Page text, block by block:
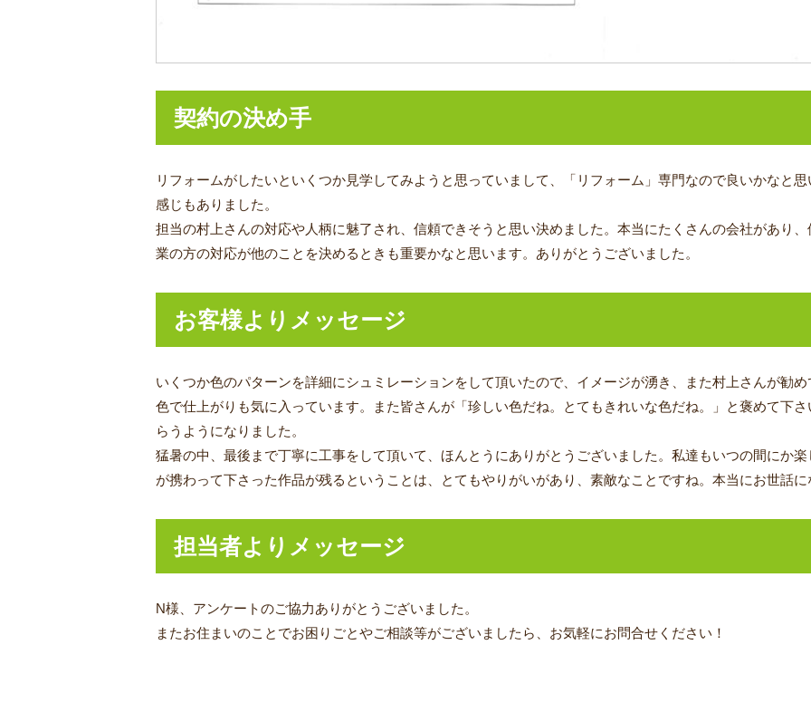
契約の決め手
リフォームがしたいといくつか見学してみようと思っていまして、「リフォーム」専門なので良いかなと
感じもありました。
担当の村上さんの対応や人柄に魅了され、信頼できそうと思い決めました。本当にたくさんの会社があり
業の方の対応が他のことを決めるときも重要かなと思います。ありがとうございました。
お客様よりメッセージ
いくつか色のパターンを詳細にシュミレーションをして頂いたので、イメージが湧き、また村上さんが勧
色で仕上がりも気に入っています。また皆さんが「珍しい色だね。とてもきれいな色だね。」と褒めて下
らうようになりました。
猛暑の中、最後まで丁寧に工事をして頂いて、ほんとうにありがとうございました。私達もいつの間にか
が携わって下さった作品が残るということは、とてもやりがいがあり、素敵なことですね。本当にお世話
担当者よりメッセージ
N様、アンケートのご協力ありがとうございました。
またお住まいのことでお困りごとやご相談等がございましたら、お気軽にお問合せください！